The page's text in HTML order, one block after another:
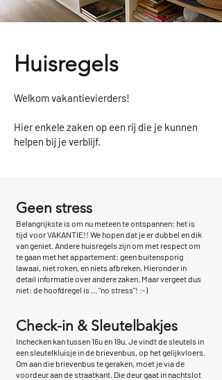
Huisregels
Welkom vakantievierders!
Hier enkele zaken op een rij die je kunnen
helpen bij je verblijf.
Geen stress
Belangrijkste is om nu meteen te ontspannen: het is
tijd voor VAKANTIE!! We hopen dat je er dubbel en dik
van geniet. Andere huisregels zijn om met respect om
te gaan met het appartement: geen buitensporig
lawaai, niet roken, en niets afbreken. Hieronder in
detail informatie over andere zaken. Maar vergeet dus
niet: de hoofdregel is ... "no stress"! :-)
​Check-in & Sleutelbakjes
Inchecken kan tussen 16u en 19u. Je vindt de sleutels in
een sleutelkluisje in de brievenbus, op het gelijkvloers.
Om aan die brievenbus te geraken, moet je via de
voordeur aan de straatkant. Die deur gaat in nachtslot